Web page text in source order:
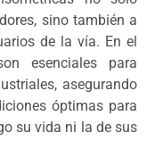
sino también a
de la vía. En el
esenciales para
asegurando
óptimas para
su vida ni la de sus